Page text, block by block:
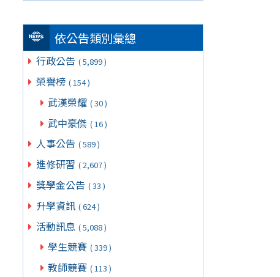
依公告類別彙總
行政公告 ( 5,899 )
榮譽榜 ( 154 )
武漢榮耀 ( 30 )
武中豪傑 ( 16 )
人事公告 ( 589 )
進修研習 ( 2,607 )
獎學金公告 ( 33 )
升學資訊 ( 624 )
活動訊息 ( 5,088 )
學生競賽 ( 339 )
教師競賽 ( 113 )